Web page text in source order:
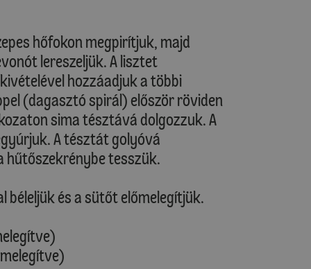
hőfokon megpirítjuk, majd
lereszeljük. A lisztet
hozzáadjuk a többi
(dagasztó spirál) először röviden
sima tésztává dolgozzuk. A
A tésztát golyóvá
hűtőszekrénybe tesszük.
és a sütőt előmelegítjük.